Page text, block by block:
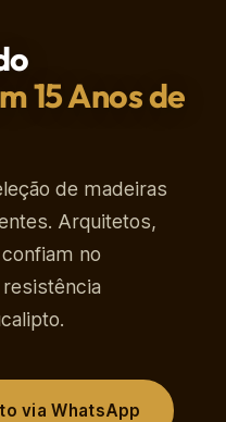
15 Anos de
de madeiras
Arquitetos,
no
via WhatsApp